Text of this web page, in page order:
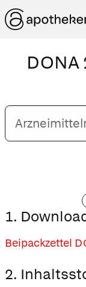
Arzneimittelname
oder
PZN
1.
Beipackzettel
2.